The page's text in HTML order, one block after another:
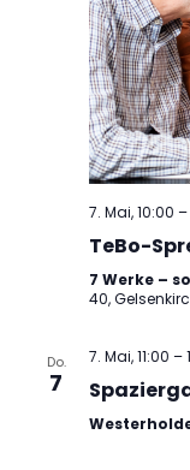
7. Mai, 10:00 –
TeBo-
7 Werke –
40,
Do.
7
7. Mai, 11:00 –